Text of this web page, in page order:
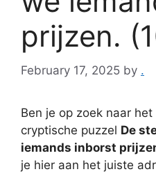
prijzen.
February 17, 2025 by .
Ben je op zoek naar
cryptische puzzel De
iemands inborst
je hier aan het juiste